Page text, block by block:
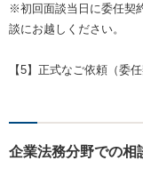
※初回面談当日に委任契
談にお越しください。
【5】正式なご依頼（委任
企業法務分野での相